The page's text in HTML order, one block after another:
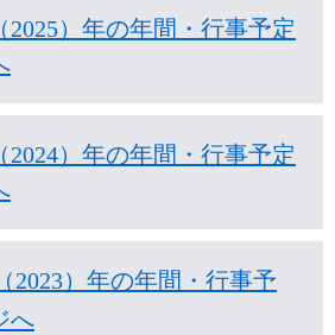
2025）年の年間・行事予定
2024）年の年間・行事予定
2023）年の年間・行事予
へ